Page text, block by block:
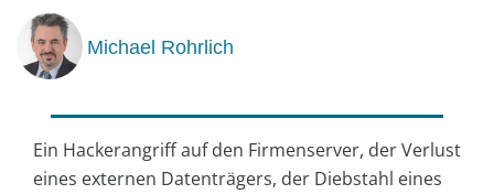
Michael Rohrlich
Ein Hackerangriff auf den Firmenserver, der Verlust
eines externen Datenträgers, der Diebstahl eines